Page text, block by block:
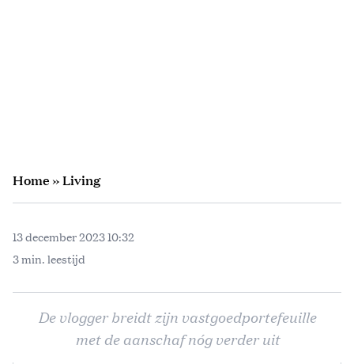
Home»Living
13 december 2023 10:32
3 min. leestijd
De vlogger breidt zijn vastgoedportefeuille
met de aanschaf nóg verder uit